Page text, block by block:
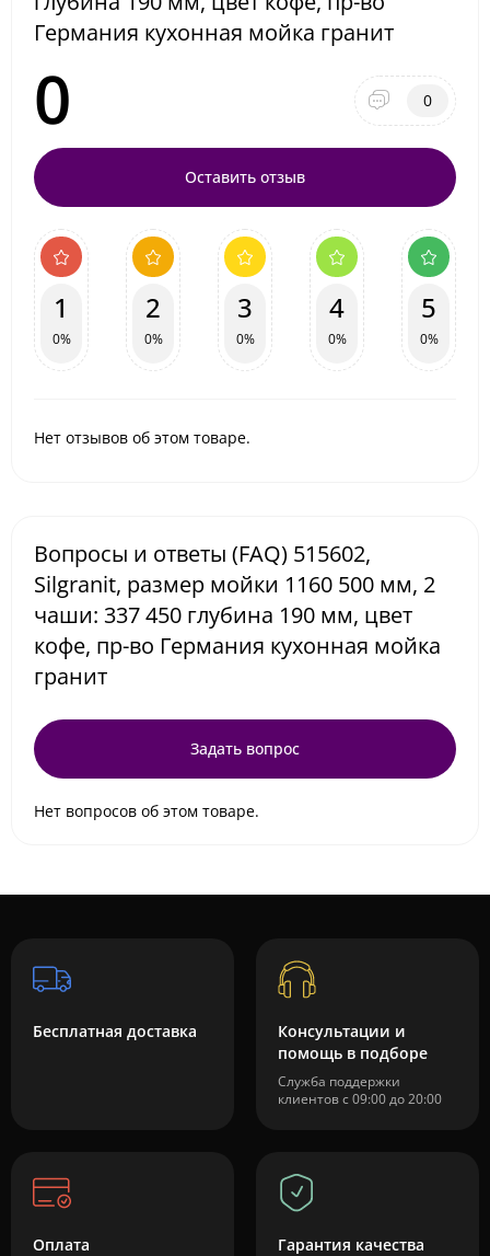
Германия кухонная мойка гранит
0 0
Оставить отзыв
1
0%
2
0%
3
0%
4
0%
5
0%
Нет отзывов об этом товаре.
Вопросы и ответы (FAQ) 515602,
Silgranit, размер мойки 1160 500 мм, 2
чаши: 337 450 глубина 190 мм, цвет
кофе, пр-во Германия кухонная мойка
гранит
Задать вопрос
Нет вопросов об этом товаре.
Бесплатная доставка
Консультации и
помощь в подборе
Служба поддержки
клиентов с 09:00 до 20:00
Оплата Гарантия качества